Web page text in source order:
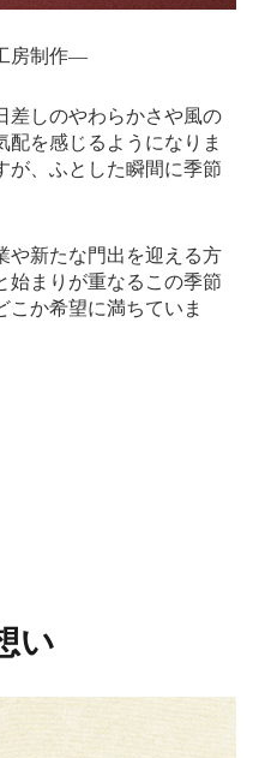
房制作―
差しのやわらかさや風の
配を感じるようになりま
が、ふとした瞬間に季節
や新たな門出を迎える方
始まりが重なるこの季節
こか希望に満ちていま
い